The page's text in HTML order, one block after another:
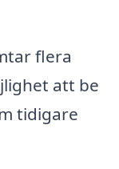
flera
att be
tidigare